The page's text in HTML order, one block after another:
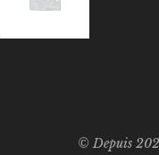
© Depuis